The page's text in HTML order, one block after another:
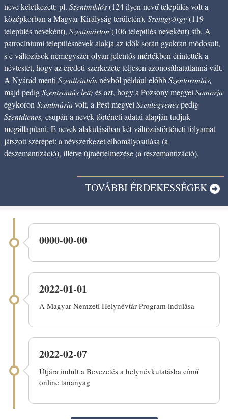
neve keletkezett: pl. Szentmiklós(124 ilyen nevű település volt a
középkorban a Magyar Királyság területén), Szentgyörgy(119
település neveként), Szentmárton(106 település neveként) stb. A
patrocíniumi településnevek alakja az idők során gyakran módosult,
s e változások nemegyszer olyan jelentős mértékben érintették a
névtestet, hogy az eredeti szerkezete teljesen azonosíthatatlanná vált.
A Nyárád menti Szenttrintiásnévből például előbbSzentorontás,
majd pedigSzentrontás lett; és azt, hogy a Pozsony megyei Somorja
egykoron Szentmáriavolt, a Pest megyei Szentegyenespedig
Szentdienes, csupán a nevek történeti adatai alapján tudjuk
megállapítani. E nevek alakulásában két változástörténeti folyamat
játszott szerepet: a névszerkezet elhomályosulása (a
deszemantizáció), illetve újraértelmezése (a reszemantizáció).
TOVÁBBI ÉRDEKESSÉGEK
0000-00-00
2022-01-01
A Magyar Nemzeti Helynévtár Program indulása
2022-02-07
Útjára indult a Bevezetés a helynévkutatásba című
online tananyag